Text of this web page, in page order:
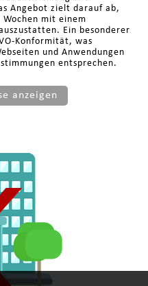
Angebot zielt darauf ab,
mit einem
Ein besonderer
Konformität, was
und Anwendungen
entsprechen.
anzeigen